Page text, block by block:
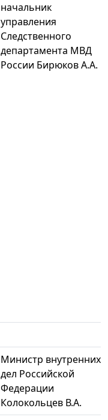
начальник
управления
Следственного
департамента МВД
России Бирюков А.А.
Министр внутренних
дел Российской
Федерации
Колокольцев В.А.